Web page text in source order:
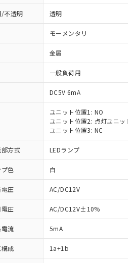
/不透明 透明
モーメンタリ
金属
一般負荷用
DC5V 6mA
ユニット位置1: NO
ユニット位置2: 点灯ユニット
ユニット位置3: NC
部方式 LEDランプ
プ色 白
電圧 AC/DC12V
圧 AC/DC12V±10%
電流 5mA
成 1a+1b